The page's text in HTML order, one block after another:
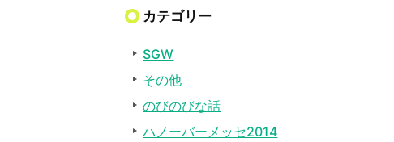
カテゴリー
SGW
その他
のびのびな話
ハノーバーメッセ2014